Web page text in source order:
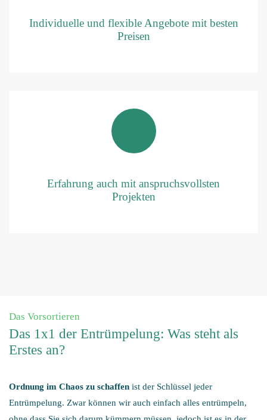
Individuelle und flexible Angebote mit besten
Preisen
Erfahrung auch mit anspruchsvollsten
Projekten
Das Vorsortieren
Das 1x1 der Entrümpelung: Was steht als
Erstes an?
Ordnung im Chaos zu schaffen ist der Schlüssel jeder
Entrümpelung. Zwar können wir auch einfach alles entrümpeln,